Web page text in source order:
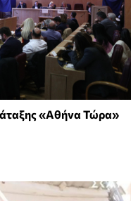
«Αθήνα Τώρα»